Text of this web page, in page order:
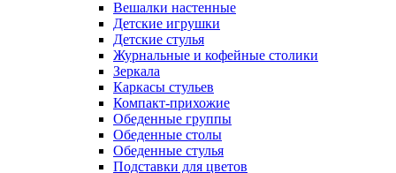
Вешалки настенные
Детские игрушки
Детские стулья
Журнальные и кофейные столики
Зеркала
Каркасы стульев
Компакт-прихожие
Обеденные группы
Обеденные столы
Обеденные стулья
Подставки для цветов